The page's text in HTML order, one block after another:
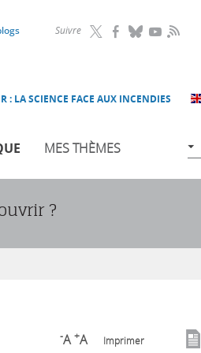
Suivre RSS
: LA SCIENCE FACE AUX INCENDIES
MES THÈMES
?
-A +A Imprimer